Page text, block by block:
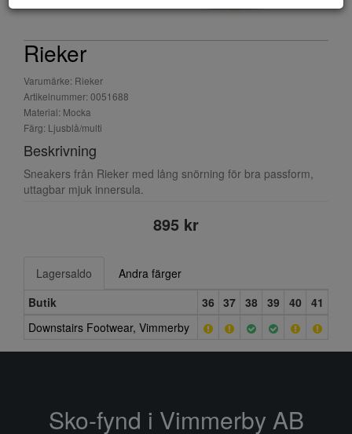
Rieker
Varumärke: Rieker
Artikelnummer: 0051688
Material: Mocka
Färg: Ljusblå/multi
Beskrivning
Sneakers från Rieker med lång snörning för bra passform,
uttagbar mjuk innersula.
895 kr
Lagersaldo
Andra färger
Butik
36 37 38 39 40
41
Downstairs Footwear, Vimmerby
Sko-fynd i Vimmerby AB